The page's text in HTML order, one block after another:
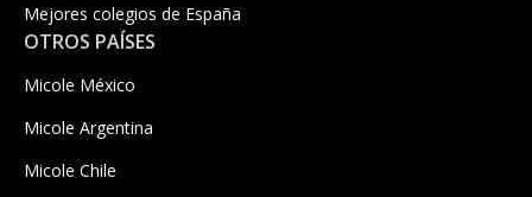
Mejores colegios de España
OTROS PAÍSES
Micole México
Micole Argentina
Micole Chile